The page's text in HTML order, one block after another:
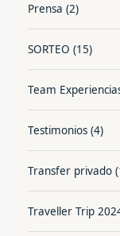
Prensa (2)
SORTEO (15)
Team
Testimonios (4)
Transfer privado
Traveller Trip